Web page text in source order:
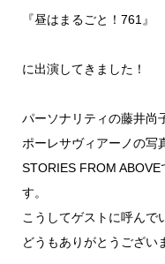
『昼はまるごと！761』
に出演してきました！
パーソナリティの藤井尚
ポーレサヴィアーノの写
STORIES FROM
す。
こうしてゲストに呼んで
どうもありがとうござい